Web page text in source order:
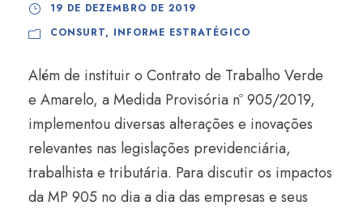
19 DE DEZEMBRO DE 2019
CONSURT, INFORME ESTRATÉGICO
Além de instituir o Contrato de Trabalho Verde
e Amarelo, a Medida Provisória nº 905/2019,
implementou diversas alterações e inovações
relevantes nas legislações previdenciária,
trabalhista e tributária. Para discutir os impactos
da MP 905 no dia a dia das empresas e seus